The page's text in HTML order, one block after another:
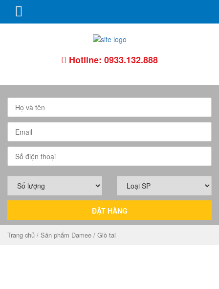
content
Hotline: 0933.132.888
Trang chủ / Sản phẩm Damee / Giò tai